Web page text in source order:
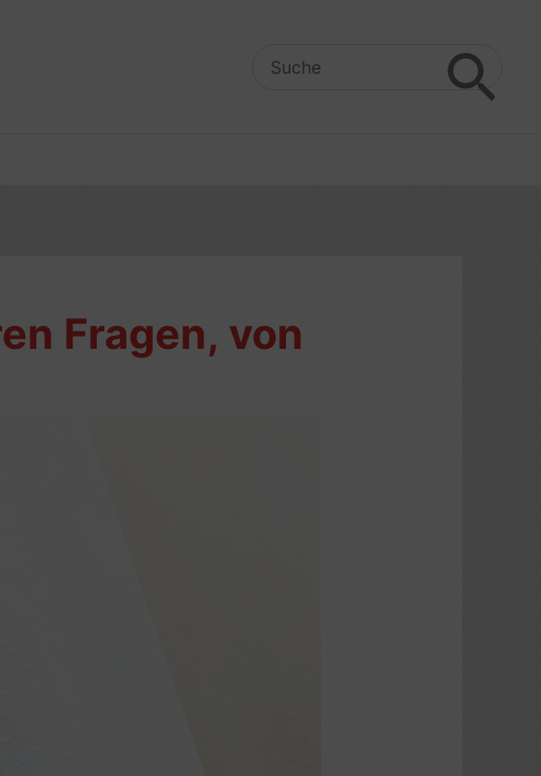
Search
Fragen, von